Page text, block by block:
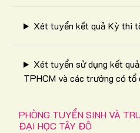
Xét tuyển kết quả Kỳ thi
Xét tuyển sử dụng kết
TPHCM và các trường có tổ
PHÒNG TUYỂN SINH VÀ
ĐẠI HỌC TÂY ĐÔ